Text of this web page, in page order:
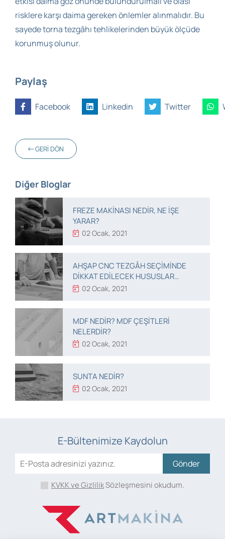
risklere karşı daima gereken önlemler alınmalıdır. Bu
sayede torna tezgâhı tehlikelerinden büyük ölçüde
korunmuş olunur.
Paylaş
Facebook Linkedin Twitter
GERI DÖN
Diğer Bloglar
FREZE MAKINASI NEDIR, NE IŞE
YARAR?
02 Ocak, 2021
AHŞAP CNC TEZGÂH SEÇIMINDE
DIKKAT EDILECEK HUSUSLAR
NELERDIR?
02 Ocak, 2021
MDF NEDIR? MDF ÇEŞITLERI
NELERDIR?
02 Ocak, 2021
SUNTA NEDIR?
02 Ocak, 2021
E-Bültenimize Kaydolun
Gönder
KVKK ve GizlilikSözleşmesini okudum.